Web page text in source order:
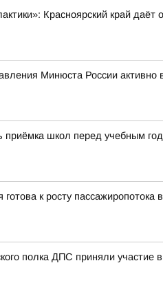
Красноярский край даёт
Минюста России активно
приёмка школ перед учебным
готова к росту
полка ДПС приняли участие